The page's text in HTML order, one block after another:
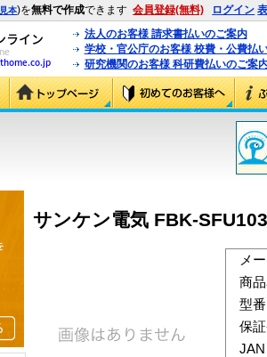
見本)を無料で作成できます 会員登録(無料) ログイン
法人のお客様 請求書払いのご案内
学校・官公庁のお客様 校費・公費払
研究機関のお客様 科研費払いのご案
サンケン電気 FBK-
メ
商
型番
保
JAN